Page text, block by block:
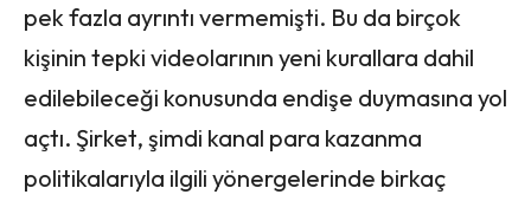
pek fazla ayrıntı vermemişti. Bu da birçok
kişinin tepki videolarının yeni kurallara dahil
edilebileceği konusunda endişe duymasına yol
açtı. Şirket, şimdi kanal para kazanma
politikalarıyla ilgili yönergelerinde birkaç